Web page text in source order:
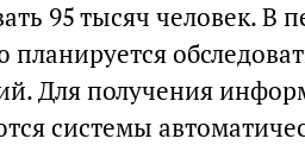
95 тысяч человек. В
планируется
Для получения
системы